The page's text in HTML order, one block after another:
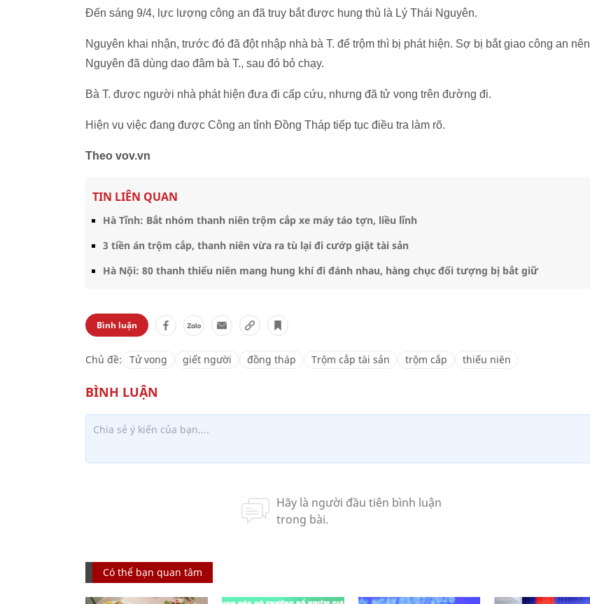
Đến sáng 9/4, lực lượng công an đã truy bắt được hung thủ là Lý Thái Nguyên.
Nguyên khai nhận, trước đó đã đột nhập nhà bà T. để trộm thì bị phát hiện. Sợ bị bắt giao công an nên
Nguyên đã dùng dao đâm bà T., sau đó bỏ chạy.
Bà T. được người nhà phát hiện đưa đi cấp cứu, nhưng đã tử vong trên đường đi.
Hiện vụ việc đang được Công an tỉnh Đồng Tháp tiếp tục điều tra làm rõ.
Theo vov.vn
TIN LIÊN QUAN
Hà Tĩnh: Bắt nhóm thanh niên trộm cắp xe máy táo tợn, liều lĩnh
3 tiền án trộm cắp, thanh niên vừa ra tù lại đi cướp giật tài sản
Hà Nội: 80 thanh thiếu niên mang hung khí đi đánh nhau, hàng chục đối tượng bị bắt giữ
Bình luận
Chủ đề: Tử vong giết người đồng tháp Trộm cắp tài sản trộm cắp thiếu niên
Có thể bạn quan tâm